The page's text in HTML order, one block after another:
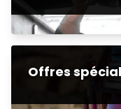
Offres